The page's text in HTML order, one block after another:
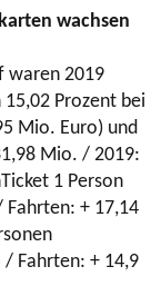
wachsen
waren 2019
Prozent bei
Mio. Euro) und
Mio. / 2019:
1 Person
Fahrten: + 17,14
/ Fahrten: + 14,9